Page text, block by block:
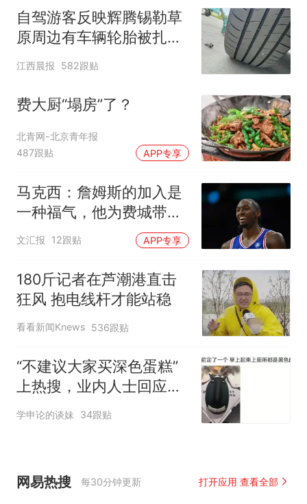
自驾游客反映辉腾锡勒草
原周边有车辆轮胎被扎，
修理店铺换胎价格高达千
江西晨报 582跟贴
费大厨“塌房”了？
北青网-北京青年报
487跟贴
APP专享
马克西：詹姆斯的加入是
一种福气，他为费城带来
谦逊
文汇报 12跟贴 APP专享
180斤记者在芦潮港直击
狂风 抱电线杆才能站稳
看看新闻Knews 536跟贴
“不建议大家买深色蛋糕”
上热搜，业内人士回应了
→
学申论的谈妹 34跟贴
网易热搜 每30分钟更新 打开应用 查看全部